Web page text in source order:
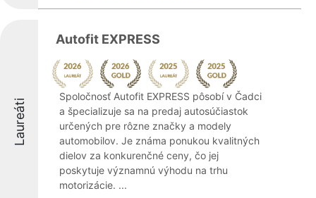
Laureáti
Autofit EXPRESS
Spoločnosť Autofit EXPRESS pôsobí v Čadci
a špecializuje sa na predaj autosúčiastok
určených pre rôzne značky a modely
automobilov. Je známa ponukou kvalitných
dielov za konkurenčné ceny, čo jej
poskytuje významnú výhodu na trhu
motorizácie. ...